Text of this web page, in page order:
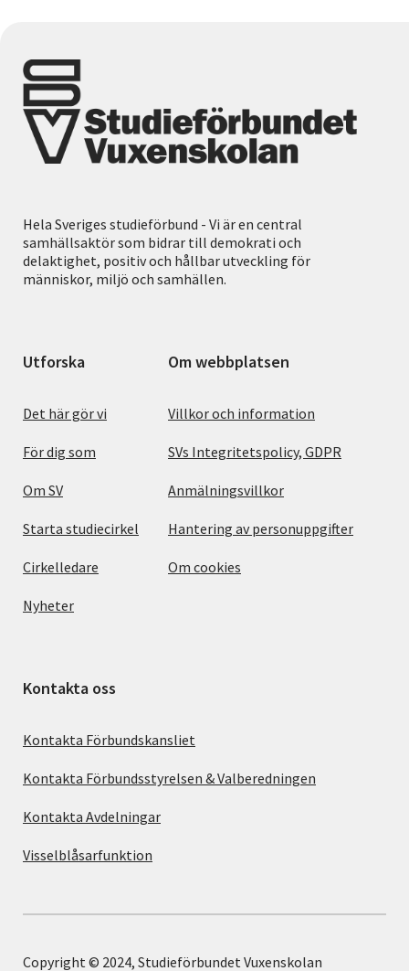
Hela Sveriges studieförbund - Vi är en central
samhällsaktör som bidrar till demokrati och
delaktighet, positiv och hållbar utveckling för
människor, miljö och samhällen.
Utforska
Det här gör vi
För dig som
Om SV
Starta studiecirkel
Cirkelledare
Nyheter
Om webbplatsen
Villkor och information
SVs Integritetspolicy, GDPR
Anmälningsvillkor
Hantering av personuppgifter
Om cookies
Kontakta oss
Kontakta Förbundskansliet
Kontakta Förbundsstyrelsen & Valberedningen
Kontakta Avdelningar
Visselblåsarfunktion
Copyright © 2024, Studieförbundet Vuxenskolan